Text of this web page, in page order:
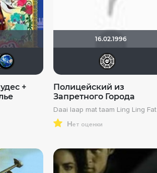
Flash82
СССРовец!!!!
+
16.02.1996
Полицейский из
Запретного Города
Daai laap mat taam Ling Ling Fat
нет оценки